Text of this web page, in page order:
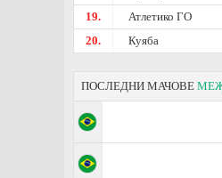
19.
Атлетико ГО
20.
Куяба
ПОСЛЕДНИ МАЧОВЕ